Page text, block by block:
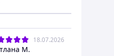
менеджер
School
18.07.2026
М.